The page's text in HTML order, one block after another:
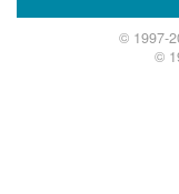
© 1997-
©